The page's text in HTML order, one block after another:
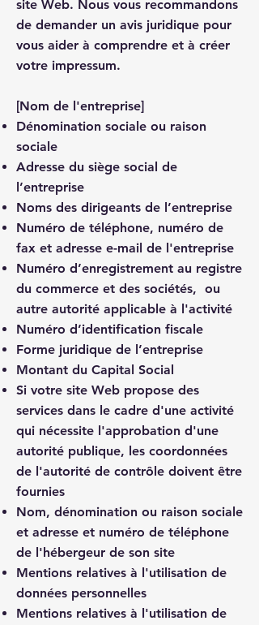
site Web. Nous vous recommandons
de demander un avis juridique pour
vous aider à comprendre et à créer
votre impressum.
[Nom de l'entreprise]
Dénomination sociale ou raison
sociale
Adresse du siège social de
l’entreprise
Noms des dirigeants de l’entreprise
Numéro de téléphone, numéro de
fax et adresse e-mail de l'entreprise
Numéro d’enregistrement au registre
du commerce et des sociétés, ou
autre autorité applicable à l'activité
Numéro d’identification fiscale
Forme juridique de l’entreprise
Montant du Capital Social
Si votre site Web propose des
services dans le cadre d'une activité
qui nécessite l'approbation d'une
autorité publique, les coordonnées
de l'autorité de contrôle doivent être
fournies
Nom, dénomination ou raison sociale
et adresse et numéro de téléphone
de l'hébergeur de son site
Mentions relatives à l'utilisation de
données personnelles
Mentions relatives à l'utilisation de